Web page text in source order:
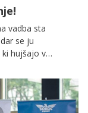
vadba sta
se ju
hujšajo v
Kroflič,
olajšali